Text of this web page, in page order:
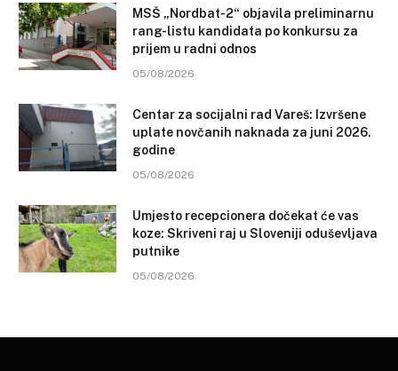
MSŠ „Nordbat-2“ objavila preliminarnu
rang-listu kandidata po konkursu za
prijem u radni odnos
05/08/2026
Centar za socijalni rad Vareš: Izvršene
uplate novčanih naknada za juni 2026.
godine
05/08/2026
Umjesto recepcionera dočekat će vas
koze: Skriveni raj u Sloveniji oduševljava
putnike
05/08/2026